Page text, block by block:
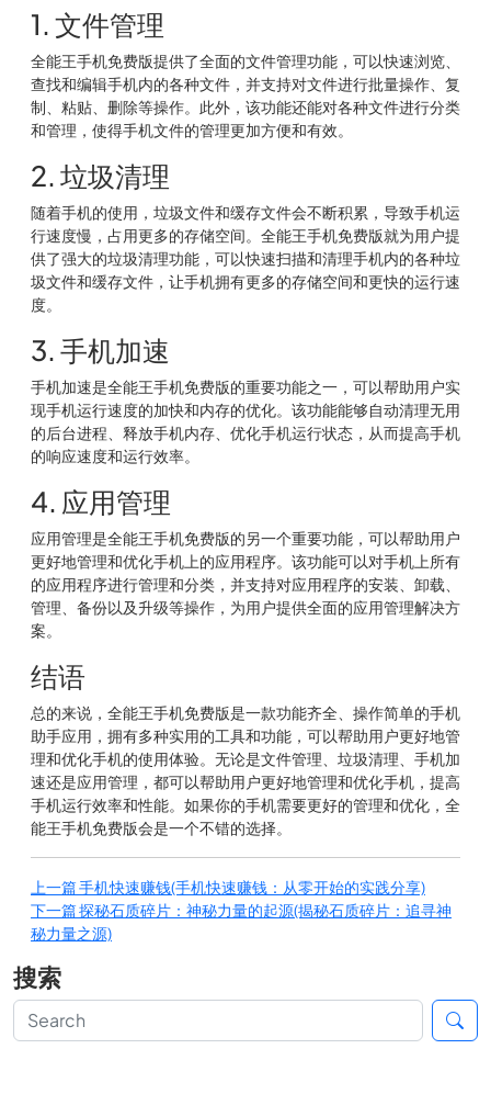
1. 文件管理
全能王手机免费版提供了全面的文件管理功能，可以快速浏览、
查找和编辑手机内的各种文件，并支持对文件进行批量操作、复
制、粘贴、删除等操作。此外，该功能还能对各种文件进行分类
和管理，使得手机文件的管理更加方便和有效。
2. 垃圾清理
随着手机的使用，垃圾文件和缓存文件会不断积累，导致手机运
行速度慢，占用更多的存储空间。全能王手机免费版就为用户提
供了强大的垃圾清理功能，可以快速扫描和清理手机内的各种垃
圾文件和缓存文件，让手机拥有更多的存储空间和更快的运行速
度。
3. 手机加速
手机加速是全能王手机免费版的重要功能之一，可以帮助用户实
现手机运行速度的加快和内存的优化。该功能能够自动清理无用
的后台进程、释放手机内存、优化手机运行状态，从而提高手机
的响应速度和运行效率。
4. 应用管理
应用管理是全能王手机免费版的另一个重要功能，可以帮助用户
更好地管理和优化手机上的应用程序。该功能可以对手机上所有
的应用程序进行管理和分类，并支持对应用程序的安装、卸载、
管理、备份以及升级等操作，为用户提供全面的应用管理解决方
案。
结语
总的来说，全能王手机免费版是一款功能齐全、操作简单的手机
助手应用，拥有多种实用的工具和功能，可以帮助用户更好地管
理和优化手机的使用体验。无论是文件管理、垃圾清理、手机加
速还是应用管理，都可以帮助用户更好地管理和优化手机，提高
手机运行效率和性能。如果你的手机需要更好的管理和优化，全
能王手机免费版会是一个不错的选择。
上一篇手机快速赚钱(手机快速赚钱：从零开始的实践分享)
下一篇探秘石质碎片：神秘力量的起源(揭秘石质碎片：追寻神
秘力量之源)
搜索